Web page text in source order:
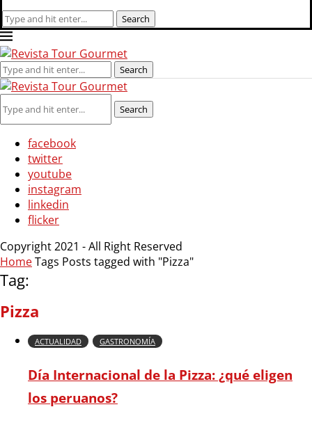
Search
facebook
twitter
youtube
instagram
linkedin
flicker
Copyright 2021 - All Right Reserved
HomeTags Posts tagged with "Pizza"
Tag:
Pizza
ACTUALIDAD GASTRONOMÍA
Día Internacional de la Pizza: ¿qué eligen
los peruanos?